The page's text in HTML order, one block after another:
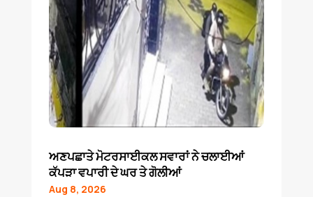
ਅਣਪਛਾਤੇ ਮੋਟਰਸਾਈਕਲ ਸਵਾਰਾਂ ਨੇ ਚਲਾਈਆਂ
ਕੱਪੜਾ ਵਪਾਰੀ ਦੇ ਘਰ ਤੇ ਗੋਲੀਆਂ
Aug 8, 2026